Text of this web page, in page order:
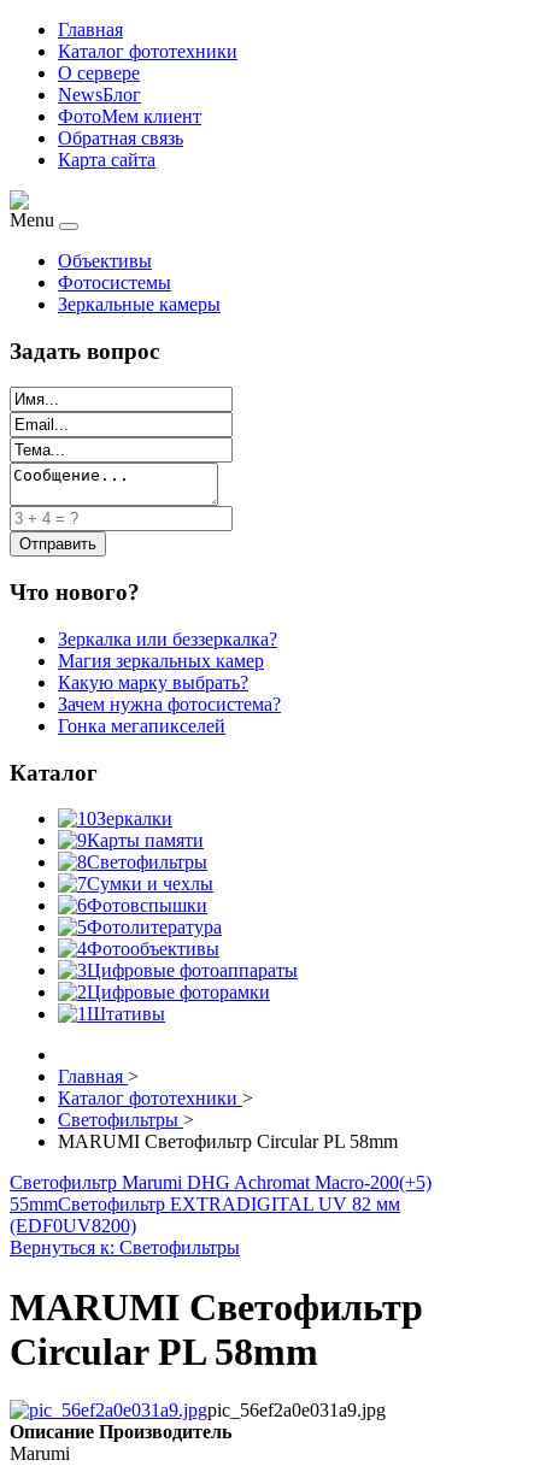
Главная
Каталог фототехники
О сервере
NewsБлог
ФотоМем клиент
Обратная связь
Карта сайта
Menu
Объективы
Фотосистемы
Зеркальные камеры
Задать вопрос
Что нового?
Зеркалка или беззеркалка?
Магия зеркальных камер
Какую марку выбрать?
Зачем нужна фотосистема?
Гонка мегапикселей
Каталог
Зеркалки
Карты памяти
Светофильтры
Сумки и чехлы
Фотовспышки
Фотолитература
Фотообъективы
Цифровые фотоаппараты
Цифровые фоторамки
Штативы
Главная >
Каталог фототехники >
Светофильтры >
MARUMI Светофильтр Circular PL 58mm
Светофильтр Marumi DHG Achromat Macro-200(+5)
55mmСветофильтр EXTRADIGITAL UV 82 мм
(EDF0UV8200)
Вернуться к: Светофильтры
MARUMI Светофильтр
Circular PL 58mm
pic_56ef2a0e031a9.jpg
Описание Производитель
Marumi